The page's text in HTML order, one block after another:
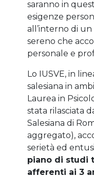
saranno in
esigenze
all’interno di
sereno che
personale e
Lo IUSVE, in
salesiana in
Laurea in
stata rilasciata
Salesiana di
aggregato),
serietà ed
piano di studi
afferenti ai 3